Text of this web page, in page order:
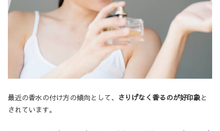
最近の香水の付け方の傾向として、 さりげなく香るのが好印象と
されています。